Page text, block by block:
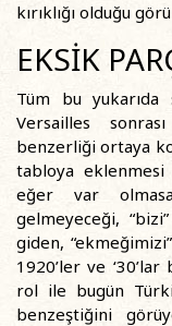
kırıklığı olduğu
EKSİK
Tüm bu yukarıda
Versailles
benzerliği ortaya
tabloya
eğer var
gelmeyeceği,
giden,
1920’ler ve
rol ile bugün
benzeştiğini